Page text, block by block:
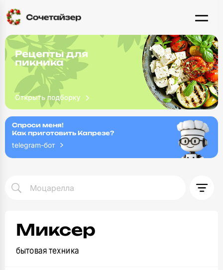
Рецепты для
пикника
Спроси меня!
Как приготовить Капрезе?
telegram-бот
Миксер
бытовая техника